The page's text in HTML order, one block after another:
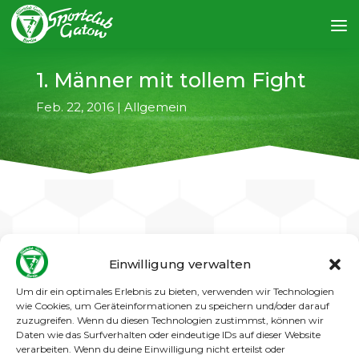
Einwilligung verwalten
Um dir ein optimales Erlebnis zu bieten, verwenden wir Technologien
wie Cookies, um Geräteinformationen zu speichern und/oder darauf
zuzugreifen. Wenn du diesen Technologien zustimmst, können wir
Daten wie das Surfverhalten oder eindeutige IDs auf dieser Website
verarbeiten. Wenn du deine Einwilligung nicht erteilst oder
1. Männer mit tollem Fight
Feb. 22, 2016| Allgemein
←
Krankheitsbedingt musste Gatows 1. Männer
mit so ziemlich dem „letzten Aufgebot“ gegen
den souveränen Tabellenführer DJK Schwarz
Weiß Neukölln antreten. Insofern kann man